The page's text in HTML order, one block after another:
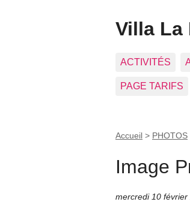
Villa La
ACTIVITÉS
PAGE TARIFS
Accueil > PHOTOS
Image
mercredi 10 février